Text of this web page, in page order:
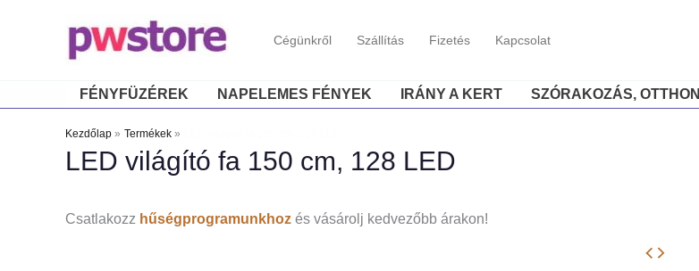
Cégünkről Szállítás Fizetés Kapcsolat
FÉNYFÜZÉREK NAPELEMES FÉNYEK IRÁNY A KERT SZÓRAKOZÁS, OTTHON
Kezdőlap Termékek
LED világító fa 150 cm, 128 LED
Csatlakozz hűségprogramunkhozés vásárolj kedvezőbb árakon!